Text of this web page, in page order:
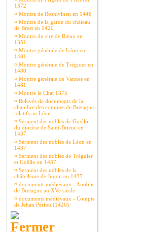
1372
¤ Montre de Rosnivinen en 1448
¤ Montre de la garde du château
de Brest en 1420
¤ Montre du sire de Rieux en
1351
¤ Montre générale de Léon en
1481
¤ Montre générale de Tréguier en
1480.
¤ Montre générale de Vannes en
1481
¤ Montre le Chat 1375
¤ Relevés de documents de la
chambre des comptes de Bretagne
relatifs au Léon
¤ Serment des nobles de Goëllo
du diocèse de Saint-Brieuc en
1437
¤ Serment des nobles de Léon en
1437
¤ Serment des nobles de Tréguier
et Goëllo en 1437
¤ Serment des nobles de la
châtellenie de Jugon en 1437
¤ documents médiévaux - Anoblis
de Bretagne au XVe siècle
¤ documents médiévaux - Compte
de Jehan Périou (1420).